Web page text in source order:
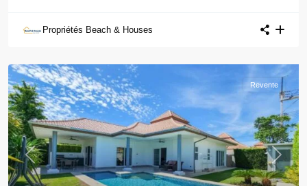
Propriétés Beach & Houses
Previous Next
Revente